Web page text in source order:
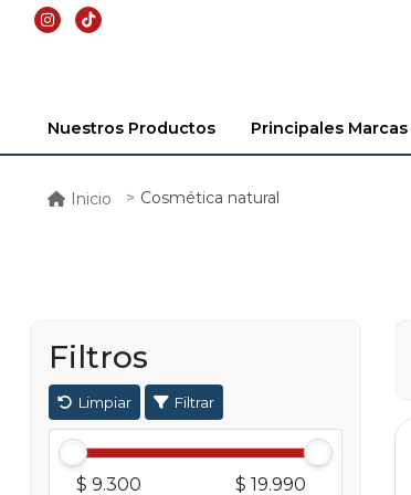
Nuestros Productos Principales Marcas
Inicio Cosmética natural
Filtros
Limpiar Filtrar
$ 9.300 $ 19.990